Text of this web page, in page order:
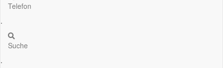
Telefon
.
Suche
.